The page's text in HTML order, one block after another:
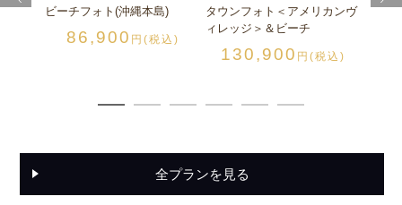
ビーチフォト(沖縄本島)
86,900 円(税込)
タウンフォト＜アメリカンヴ
ィレッジ＞＆ビーチ
130,900 円(税込)
全プランを見る